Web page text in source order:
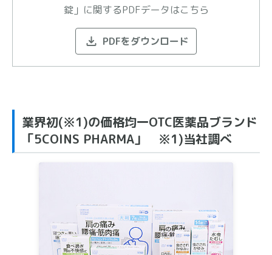
錠」に関するPDFデータはこちら
PDFをダウンロード
業界初(※1)の価格均一OTC医薬品ブランド
「5COINS PHARMA」 ※1)当社調べ